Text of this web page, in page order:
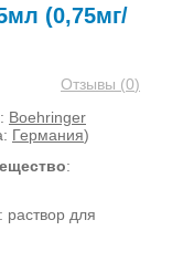
(0,75мг/
Отзывы (0)
: Boehringer
Германия)
:
: раствор для